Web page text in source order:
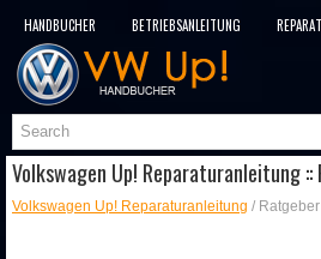
HANDBÜCHER BETRIEBSANLEITUNG
SITEMAP
Volkswagen Up! Reparaturanleitung
Volkswagen Up! Reparaturanleitung /